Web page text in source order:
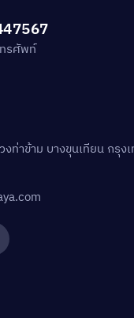
รศัพท์
ท่าข้าม บางขุนเทียน กรุง